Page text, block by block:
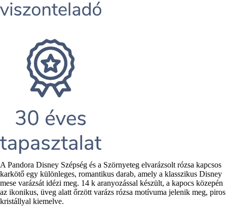
Rövid
leírás
A Pandora Disney Szépség és a Szörnyeteg elvarázsolt rózsa kapcsos
karkötő egy különleges, romantikus darab, amely a klasszikus Disney
mese varázsát idézi meg. 14 k aranyozással készült, a kapocs közepén
az ikonikus, üveg alatt őrzött varázs rózsa motívuma jelenik meg, piros
kristállyal kiemelve.